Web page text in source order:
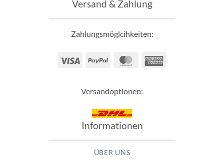
Versand & Zahlung
Zahlungsmöglcihkeiten:
Visa PayPal MasterCard
Versandoptionen:
Informationen
ÜBER UNS